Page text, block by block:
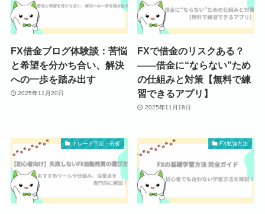
FX借金ブログ体験談：苦悩
と希望を分かち合い、解決
への一歩を踏み出す
2025年11月20日
FXで借金のリスクある？
――借金に“ならない”ため
の仕組みと対策【無料で練
習できるアプリ】
2025年11月18日
トレード手法・分析 FX勉強方法